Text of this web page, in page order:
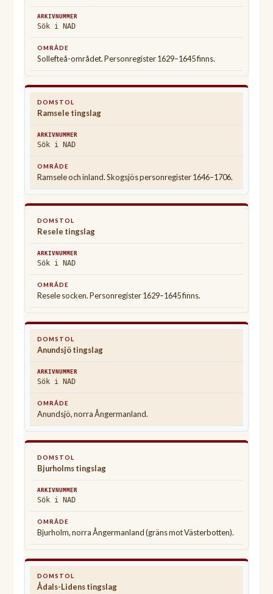
Sök i NAD
Sollefteå-området. Personregister 1629–1645 finns.
Ramsele tingslag
Sök i NAD
Ramsele och inland. Skogsjös personregister 1646–1706.
Resele tingslag
Sök i NAD
Resele socken. Personregister 1629–1645 finns.
Anundsjö tingslag
Sök i NAD
Anundsjö, norra Ångermanland.
Bjurholms tingslag
Sök i NAD
Bjurholm, norra Ångermanland (gräns mot Västerbotten).
Ådals-Lidens tingslag